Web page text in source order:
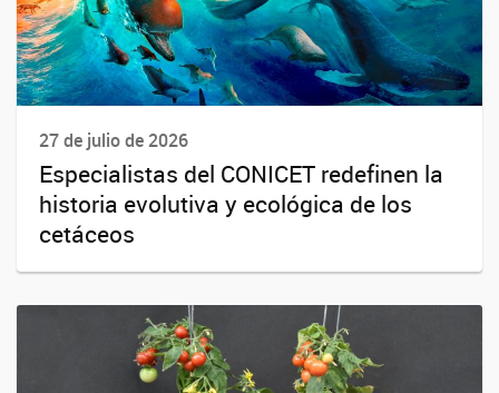
27 de julio de 2026
Especialistas del CONICET redefinen la
historia evolutiva y ecológica de los
cetáceos